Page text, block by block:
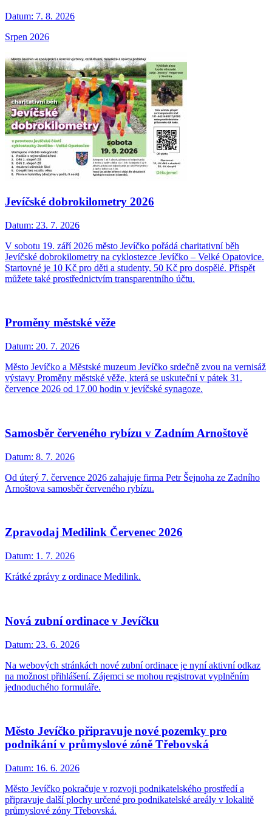
Datum: 7. 8. 2026
Srpen 2026
Jevíčské dobrokilometry 2026
Datum: 23. 7. 2026
V sobotu 19. září 2026 město Jevíčko pořádá charitativní běh
Jevíčské dobrokilometry na cyklostezce Jevíčko – Velké Opatovice.
Startovné je 10 Kč pro děti a studenty, 50 Kč pro dospělé. Přispět
můžete také prostřednictvím transparentního účtu.
Proměny městské věže
Datum: 20. 7. 2026
Město Jevíčko a Městské muzeum Jevíčko srdečně zvou na vernisáž
výstavy Proměny městské věže, která se uskuteční v pátek 31.
července 2026 od 17.00 hodin v jevíčské synagoze.
Samosběr červeného rybízu v Zadním Arnoštově
Datum: 8. 7. 2026
Od úterý 7. července 2026 zahajuje firma Petr Šejnoha ze Zadního
Arnoštova samosběr červeného rybízu.
Zpravodaj Medilink Červenec 2026
Datum: 1. 7. 2026
Krátké zprávy z ordinace Medilink.
Nová zubní ordinace v Jevíčku
Datum: 23. 6. 2026
Na webových stránkách nové zubní ordinace je nyní aktivní odkaz
na možnost přihlášení. Zájemci se mohou registrovat vyplněním
jednoduchého formuláře.
Město Jevíčko připravuje nové pozemky pro
podnikání v průmyslové zóně Třebovská
Datum: 16. 6. 2026
Město Jevíčko pokračuje v rozvoji podnikatelského prostředí a
připravuje další plochy určené pro podnikatelské areály v lokalitě
průmyslové zóny Třebovská.